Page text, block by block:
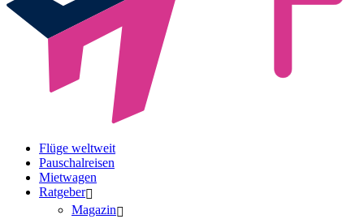
Flüge weltweit
Pauschalreisen
Mietwagen
Ratgeber
Magazin